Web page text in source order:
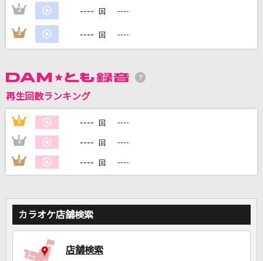
＝LOVE
雨の日曜日
Misia
もっと見る
DAMの新曲・ランキングなど
カラオケ最新情報をチェック！
カラオケをもっと楽しもう！
2 ---- 回 ----
3 ---- 回 ----
再生回数ランキング
1 ---- 回 ----
2 ---- 回 ----
3 ---- 回 ----
カラオケ店舗検索
店舗検索